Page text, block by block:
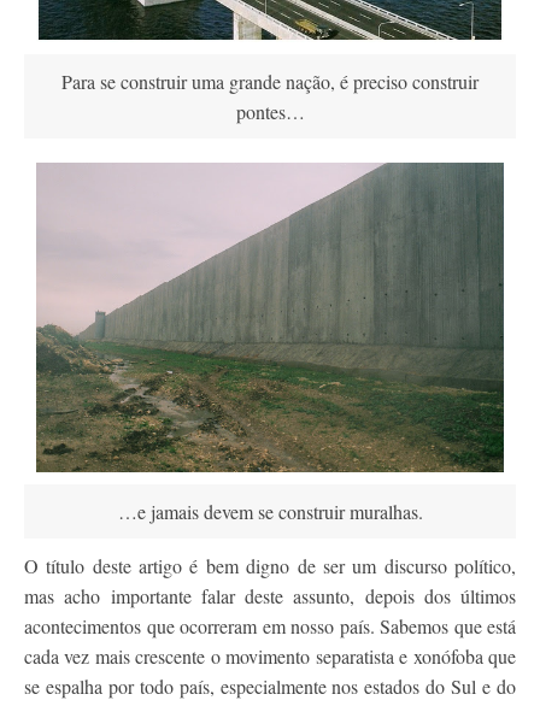
Para se construir uma grande nação, é preciso construir
pontes…
…e jamais devem se construir muralhas.
O título deste artigo é bem digno de ser um discurso político,
mas acho importante falar deste assunto, depois dos últimos
acontecimentos que ocorreram em nosso país. Sabemos que está
cada vez mais crescente o movimento separatista e xonófoba que
se espalha por todo país, especialmente nos estados do Sul e do